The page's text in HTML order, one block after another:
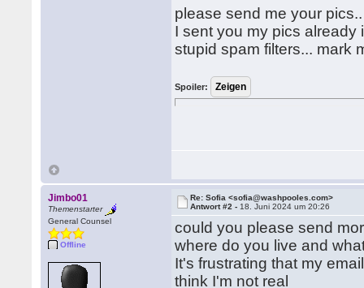
please send me your
I sent you my pics already
stupid spam filters... mark
Spoiler:
Jimbo01
Themenstarter
General Counsel
Offline
Re: Sofia <sofia@washpooles.com>
Antwort #2 - 18. Juni 2024 um 20:26
could you please send
where do you live and
It's frustrating that my
think I'm not real